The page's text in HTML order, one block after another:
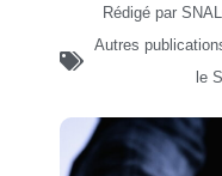
Rédigé par
Autres
le